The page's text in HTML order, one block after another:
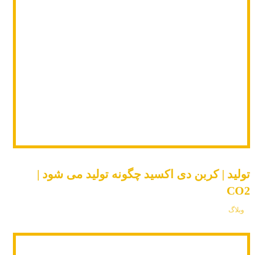
تولید | کربن دی اکسید چگونه تولید می شود |
CO2
وبلاگ